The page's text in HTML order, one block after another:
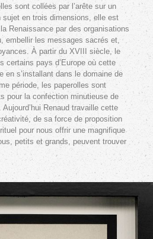
sont collées par l’arête sur un
sujet en trois dimensions, elle est
Renaissance par des organisations
embellir les messages sacrés et,
À partir du XVIII siècle, le
certains pays d’Europe où cette
en s’installant dans le domaine de
période, les paperolles sont
pour la confection minutieuse de
Renaud travaille cette
de sa force de proposition
pour nous offrir une magnifique
petits et grands, peuvent trouver